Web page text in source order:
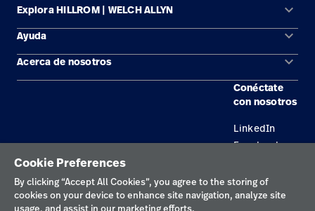
Explora HILLROM | WELCH ALLYN keyboard_arrow_down
Soluciones
Productos
Ayuda keyboard_arrow_down
Comunícate con nosotros
Acerca de nosotros keyboard_arrow_down
Conéctate
con nosotros
LinkedIn
Facebook
Política de privacidad
Términos de uso
Cookie Preferences
By clicking “Accept All Cookies”, you agree to the storing of
cookies on your device to enhance site navigation, analyze site
usage, and assist in our marketing efforts.